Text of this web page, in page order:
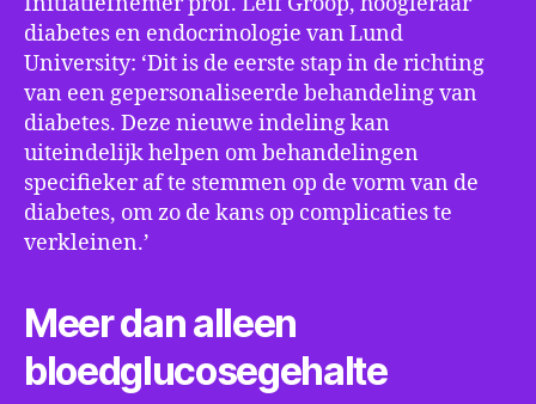
diabetes en endocrinologie van Lund
University: ‘Dit is de eerste stap in de richting
van een gepersonaliseerde behandeling van
diabetes. Deze nieuwe indeling kan
uiteindelijk helpen om behandelingen
specifieker af te stemmen op de vorm van de
diabetes, om zo de kans op complicaties te
verkleinen.’
Meer dan alleen
bloedglucosegehalte